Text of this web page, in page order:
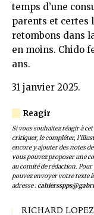
temps d’une
parents et certes
retombons dans
en moins. Chido
ans.
31 janvier 2025.
Si vous souhaitez réagir à
critiquer, le compléter,
encore y ajouter des notes
vous pouvez proposer une
au comité de rédaction. Pour
pouvez envoyer votre texte
adresse :
RICHARD LOPEZ